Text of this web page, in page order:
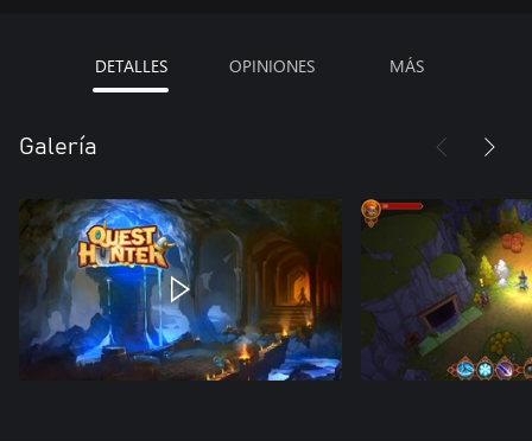
DETALLES OPINIONES MÁS
Galería